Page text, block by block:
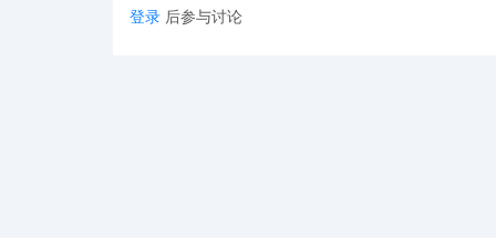
登录 后参与讨论